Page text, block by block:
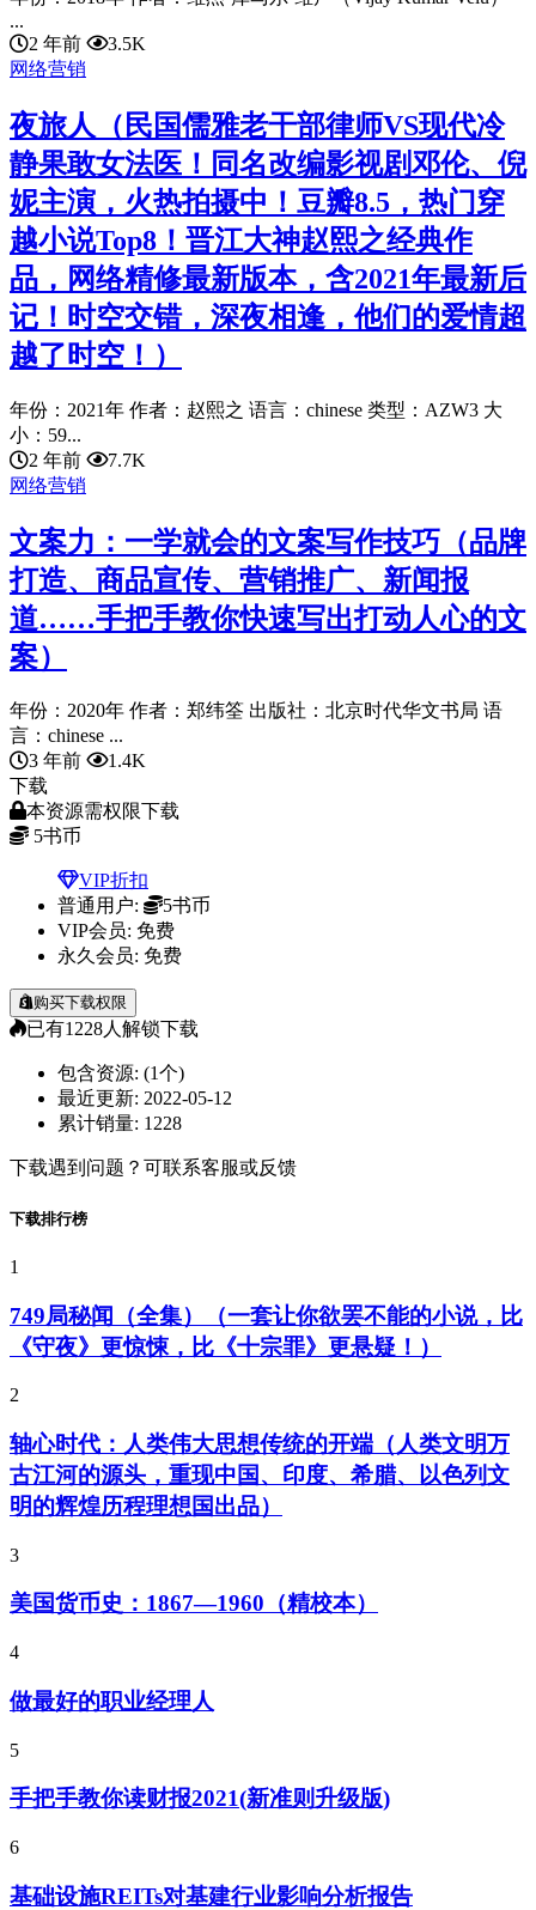
...
2 年前
3.5K
网络营销
夜旅人（民国儒雅老干部律师VS现代冷
静果敢女法医！同名改编影视剧邓伦、倪
妮主演，火热拍摄中！豆瓣8.5，热门穿
越小说Top8！晋江大神赵熙之经典作
品，网络精修最新版本，含2021年最新后
记！时空交错，深夜相逢，他们的爱情超
越了时空！）
年份：2021年 作者：赵熙之 语言：chinese 类型：AZW3 大
小：59...
2 年前
7.7K
网络营销
文案力：一学就会的文案写作技巧（品牌
打造、商品宣传、营销推广、新闻报
道……手把手教你快速写出打动人心的文
案）
年份：2020年 作者：郑纬筌 出版社：北京时代华文书局 语
言：chinese ...
3 年前
1.4K
下载
本资源需权限下载
5书币
VIP折扣
普通用户:
5书币
VIP会员: 免费
永久会员: 免费
购买下载权限
已有1228人解锁下载
包含资源: (1个)
最近更新: 2022-05-12
累计销量: 1228
下载遇到问题？可联系客服或反馈
下载排行榜
1
749局秘闻（全集）（一套让你欲罢不能的小说，比
《守夜》更惊悚，比《十宗罪》更悬疑！）
2
轴心时代：人类伟大思想传统的开端（人类文明万
古江河的源头，重现中国、印度、希腊、以色列文
明的辉煌历程理想国出品）
3
美国货币史：1867—1960（精校本）
4
做最好的职业经理人
5
手把手教你读财报2021(新准则升级版)
6
基础设施REITs对基建行业影响分析报告